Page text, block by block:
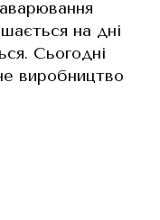
на дні
Сьогодні
виробництво